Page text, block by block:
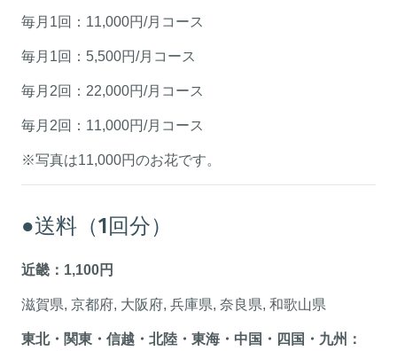
毎月1回：11,000円/月コース
毎月1回：5,500円/月コース
毎月2回：22,000円/月コース
毎月2回：11,000円/月コース
※写真は11,000円のお花です。
●送料（1回分）
近畿：1,100円
滋賀県, 京都府, 大阪府, 兵庫県, 奈良県, 和歌山県
東北・関東・信越・北陸・東海・中国・四国・九州：